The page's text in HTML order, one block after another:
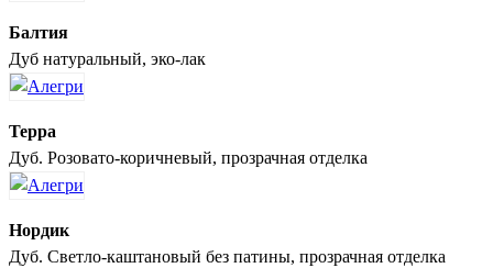
Балтия
Дуб натуральный, эко-лак
Терра
Дуб. Розовато-коричневый, прозрачная отделка
Нордик
Дуб. Светло-каштановый без патины, прозрачная отделка